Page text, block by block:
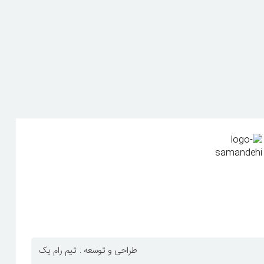
تیم رام یک طراحی و توسعه :